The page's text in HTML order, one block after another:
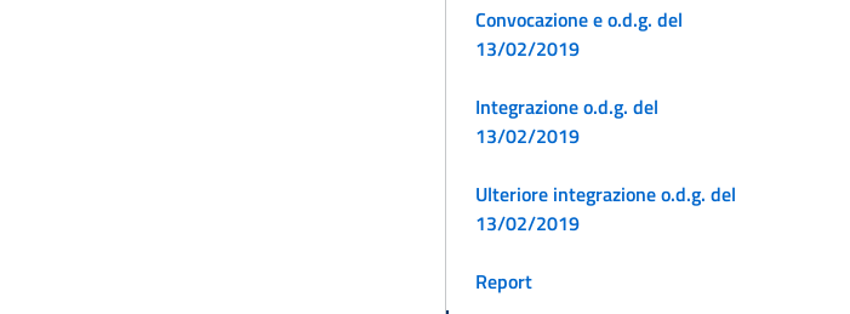
Convocazione e o.d.g. del
13/02/2019
Integrazione o.d.g. del
13/02/2019
Ulteriore integrazione o.d.g. del
13/02/2019
Report